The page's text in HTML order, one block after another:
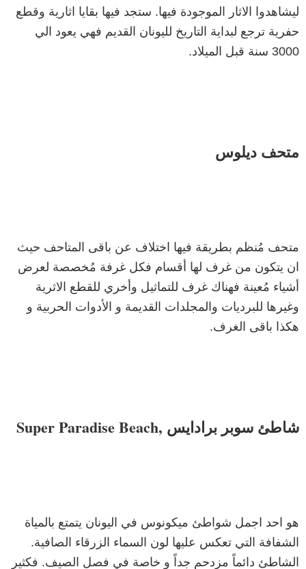
ليشاهدوا الاثار الموجودة فيها. ستجد فيها بقايا اثارية وقطع
حفرية ترجع لبداية التاريخ لليونان القديم فهي يعود الي
3000 سنة قبل الميلاد.
متحف ديلوس
متحف مُنظم بطريقة فيها اختلاف عن باقى المتاحف حيث
ان يتكون من غرف لها أقسام فكل غرفة مُخصصة لعرض
أشياء مُعينة فهناك غرف للتماثيل وأخري للقطع الاثرية
وغيرها للبرديات والمجلدات القديمة و الأدوات الحربية و
هكذا باقى الغرف.
شاطئ سوبر برادايس ,Super Paradise Beach
هو احد اجمل شواطئ ميكونوس في اليونان يتمتع بالمياة
الشفافة التي تعكس عليها لون السماء الزرقاء الصافية.
الشاطئ دائماً مزدحم جداً و خاصة في فصل الصيف. فكثير